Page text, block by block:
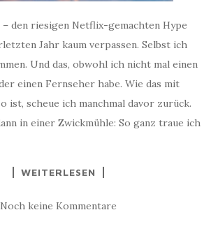
– den riesigen Netflix-gemachten Hype
Jahr kaum verpassen. Selbst ich
Und das, obwohl ich nicht mal einen
einen Fernseher habe. Wie das mit
ist, scheue ich manchmal davor zurück.
in einer Zwickmühle: So ganz traue ich
WEITERLESEN
Noch keine Kommentare